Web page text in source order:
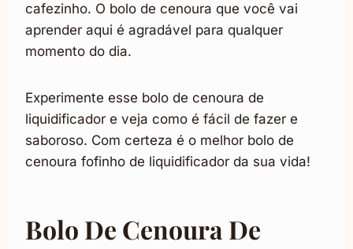
cafezinho. O bolo de cenoura que você vai
aprender aqui é agradável para qualquer
momento do dia.
Experimente esse bolo de cenoura de
liquidificador e veja como é fácil de fazer e
saboroso. Com certeza é o melhor bolo de
cenoura fofinho de liquidificador da sua vida!
Bolo De Cenoura De